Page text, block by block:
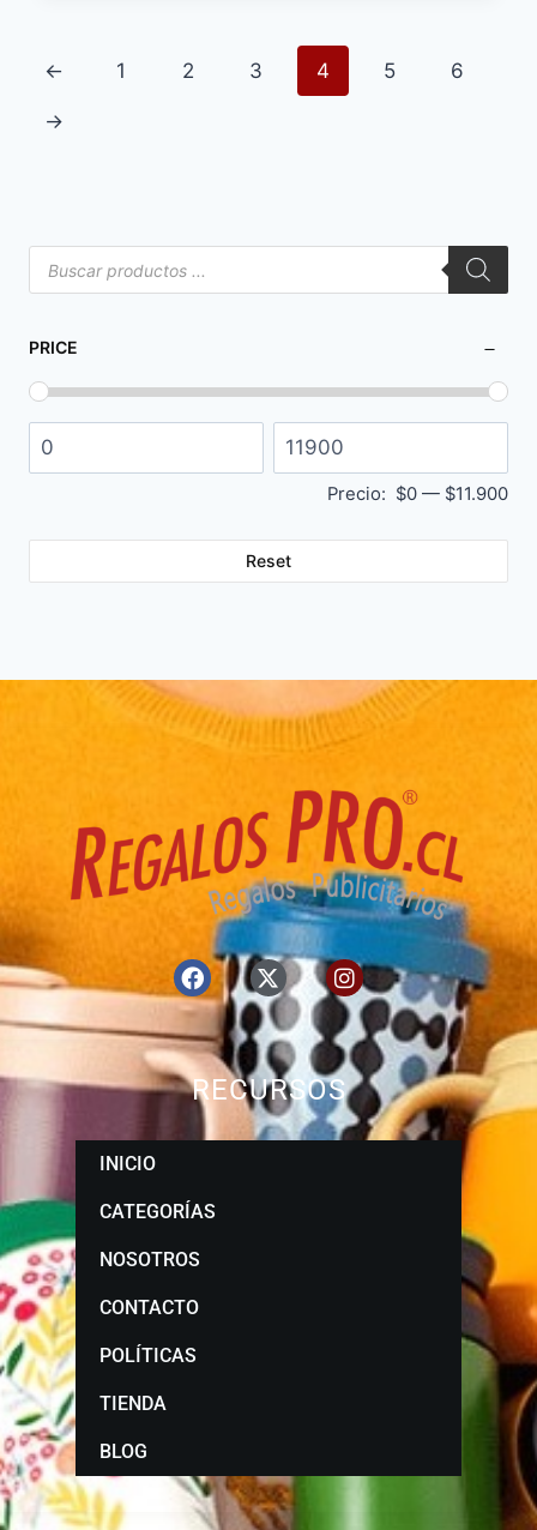
← 1 2 3 4 5 6
→
PRICE
Precio: $0 — $11.900
Reset
RECURSOS
INICIO
CATEGORÍAS
NOSOTROS
CONTACTO
POLÍTICAS
TIENDA
BLOG